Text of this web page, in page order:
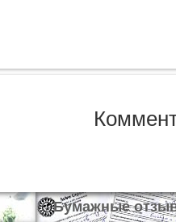
Бумажные